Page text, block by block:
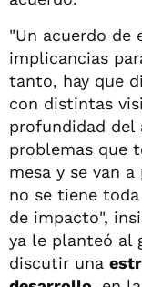
"Un acuerdo de
implicancias
tanto, hay que
con distintas
profundidad del
problemas que
mesa y se van
no se tiene
de impacto",
ya le planteó al
discutir una